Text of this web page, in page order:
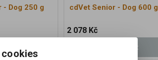
- Dog 250 g cdVet Senior - Dog 600 g
2 078 Kč
Koupit